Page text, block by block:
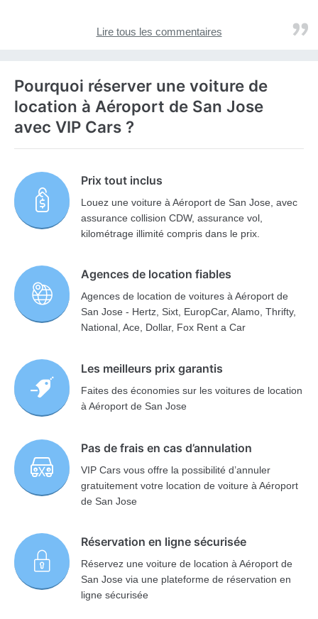
Lire tous les commentaires
Pourquoi réserver une voiture de
location à Aéroport de San Jose
avec VIP Cars ?
Prix tout inclus
Louez une voiture à Aéroport de San Jose, avec
assurance collision CDW, assurance vol,
kilométrage illimité compris dans le prix.
Agences de location fiables
Agences de location de voitures à Aéroport de
San Jose - Hertz, Sixt, EuropCar, Alamo, Thrifty,
National, Ace, Dollar, Fox Rent a Car
Les meilleurs prix garantis
Faites des économies sur les voitures de location
à Aéroport de San Jose
Pas de frais en cas d’annulation
VIP Cars vous offre la possibilité d’annuler
gratuitement votre location de voiture à Aéroport
de San Jose
Réservation en ligne sécurisée
Réservez une voiture de location à Aéroport de
San Jose via une plateforme de réservation en
ligne sécurisée